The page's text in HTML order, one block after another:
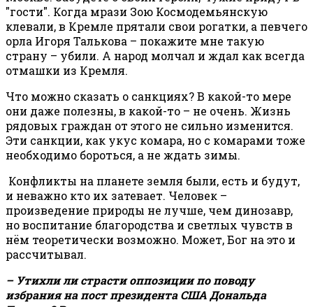
"гости". Когда мрази Зою Космодемьянскую
клевали, в Кремле прятали свои рогатки, а певчего
орла Игоря Талькова – покажите мне такую
страну – убили. А народ молчал и ждал как всегда
отмашки из Кремля.
Что можно сказать о санкциях? В какой-то мере
они даже полезны, в какой-то – не очень. Жизнь
рядовых граждан от этого не сильно изменится.
Эти санкции, как укус комара, но с комарами тоже
необходимо бороться, а не ждать зимы.
Конфликты на планете земля были, есть и будут,
и неважно кто их затевает. Человек –
произведение природы не лучше, чем динозавр,
но воспитание благородства и светлых чувств в
нём теоретически возможно. Может, Бог на это и
рассчитывал.
– Утихли ли страсти оппозиции по поводу
избрания на пост президента США Дональда